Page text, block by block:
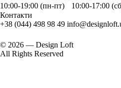
10:00-19:00 (пн-пт) 10:00-17:00
Контакти
+38 (044) 498 98 49
© 2026 — Design Loft
All Rights Reserved